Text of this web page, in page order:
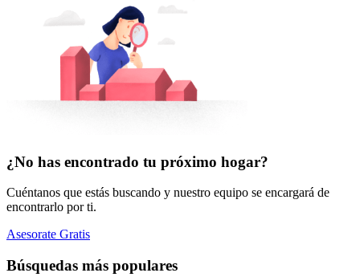
¿No has encontrado tu próximo hogar?
Cuéntanos que estás buscando y nuestro equipo se encargará de
encontrarlo por ti.
Asesorate Gratis
Búsquedas más populares